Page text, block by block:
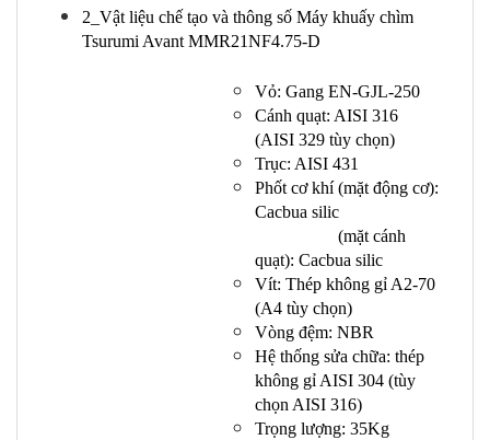
2_Vật liệu chế tạo và thông số Máy khuấy chìm
Tsurumi Avant MMR21NF4.75-D
Vỏ: Gang EN-GJL-250
Cánh quạt: AISI 316
(AISI 329 tùy chọn)
Trục: AISI 431
Phốt cơ khí (mặt động cơ):
Cacbua silic
(mặt cánh
quạt): Cacbua silic
Vít: Thép không gỉ A2-70
(A4 tùy chọn)
Vòng đệm: NBR
Hệ thống sửa chữa: thép
không gỉ AISI 304 (tùy
chọn AISI 316)
Trọng lượng: 35Kg